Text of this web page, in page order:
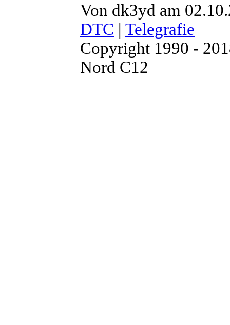
Von dk3yd am
DTC | Telegrafie
Copyright 1990 -
Nord C12